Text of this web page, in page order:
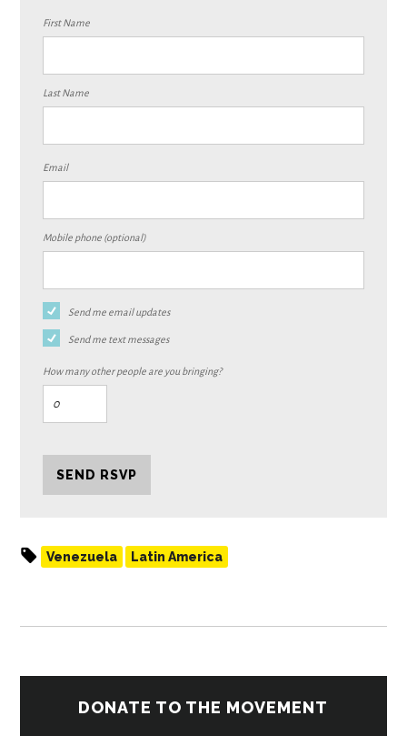
First Name
Last Name
Email
Mobile phone (optional)
Send me email updates
Send me text messages
How many other people are you bringing?
Venezuela Latin America
DONATE TO THE MOVEMENT